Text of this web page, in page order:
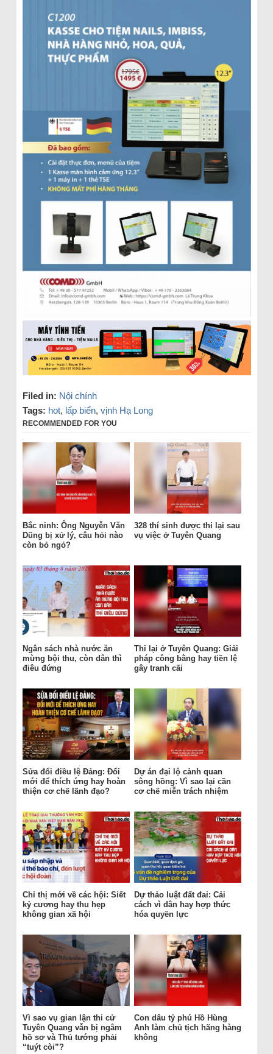
Filed in: Nội chính
Tags: hot, lấp biển, vịnh Hạ Long
RECOMMENDED FOR YOU
Bắc ninh: Ông Nguyễn Văn
Dũng bị xử lý, câu hỏi nào
còn bỏ ngỏ?
328 thí sinh được thi lại sau
vụ việc ở Tuyên Quang
Ngân sách nhà nước ăn
mừng bội thu, còn dân thì
điêu đứng
Thi lại ở Tuyên Quang: Giải
pháp công bằng hay tiền lệ
gây tranh cãi
Sửa đổi điều lệ Đảng: Đổi
mới để thích ứng hay hoàn
thiện cơ chế lãnh đạo?
Dự án đại lộ cảnh quan
sông hồng: Vì sao lại cần
cơ chế miễn trách nhiệm
Chỉ thị mới về các hội: Siết
kỷ cương hay thu hẹp
không gian xã hội
Dự thảo luật đất đai: Cải
cách vì dân hay hợp thức
hóa quyền lực
Vì sao vụ gian lận thi cử
Tuyên Quang vẫn bị ngâm
hồ sơ và Thủ tướng phải
“tuýt còi”?
Con dâu tỷ phú Hồ Hùng
Anh làm chủ tịch hãng hàng
không